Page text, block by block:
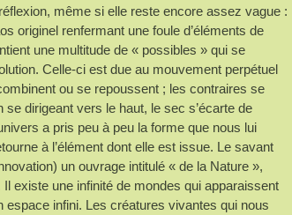
même si elle reste encore assez vague :
originel renfermant une foule d’éléments de
une multitude de « possibles » qui se
Celle-ci est due au mouvement perpétuel
ou se repoussent ; les contraires se
se dirigeant vers le haut, le sec s’écarte de
a pris peu à peu la forme que nous lui
à l’élément dont elle est issue. Le savant
un ouvrage intitulé « de la Nature »,
existe une infinité de mondes qui apparaissent
infini. Les créatures vivantes qui nous